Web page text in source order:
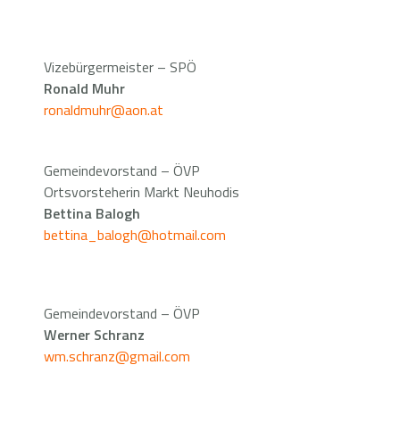
Vizebürgermeister – SPÖ
Ronald Muhr
ronaldmuhr@aon.at
Gemeindevorstand – ÖVP
Ortsvorsteherin Markt Neuhodis
Bettina Balogh
bettina_balogh@hotmail.com
Gemeindevorstand – ÖVP
Werner Schranz
wm.schranz@gmail.com